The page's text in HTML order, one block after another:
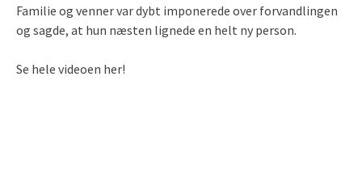
Familie og venner var dybt imponerede over forvandlingen
og sagde, at hun næsten lignede en helt ny person.
Se hele videoen her!